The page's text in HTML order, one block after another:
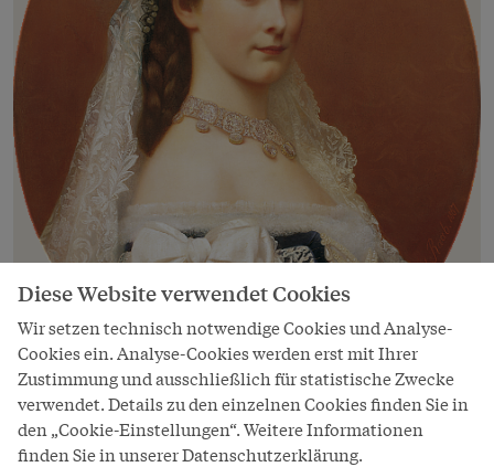
Bild
Georg Raab: Kaiserin Elisabeth als
ungarische Königin, 1867
Diese Website verwendet Cookies
Wir setzen technisch notwendige Cookies und Analyse-
Cookies ein. Analyse-Cookies werden erst mit Ihrer
Zustimmung und ausschließlich für statistische Zwecke
verwendet. Details zu den einzelnen Cookies finden Sie in
den „Cookie-Einstellungen“. Weitere Informationen
finden Sie in unserer Datenschutzerklärung.